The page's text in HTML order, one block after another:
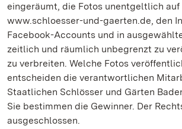
eingeräumt, die Fotos unentgeltlich auf
www.schloesser-und-gaerten.de, den
Facebook-Accounts und in
zeitlich und räumlich unbegrenzt zu
zu verbreiten. Welche Fotos
entscheiden die verantwortlichen
Staatlichen Schlösser und Gärten
Sie bestimmen die Gewinner. Der
ausgeschlossen.